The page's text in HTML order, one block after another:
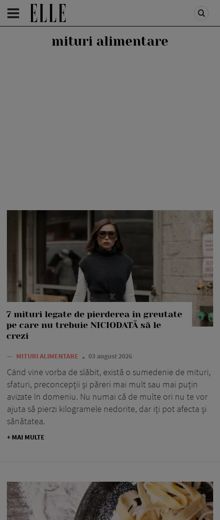
HOMEPAGE /HEALTH & DIET
mituri alimentare
7 mituri legate de pierderea în greutate
pe care nu trebuie NICIODATĂ să le
crezi
— MITURI ALIMENTARE 03 august 2026
Când vine vorba de slăbit, există o sumedenie de mituri,
sfaturi, preconcepții și păreri mai mult sau mai puțin
avizate în domeniu. Nu numai că de multe ori nu te vor
ajuta să pierzi kilogramele nedorite, dar iți pot afecta și
sănătatea.
+ MAI MULTE